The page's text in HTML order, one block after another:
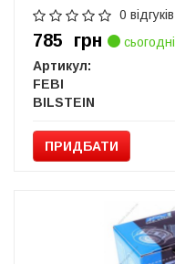
0 відгуків
785 грн
сьогодні
Артикул:
FEBI
BILSTEIN
ПРИДБАТИ